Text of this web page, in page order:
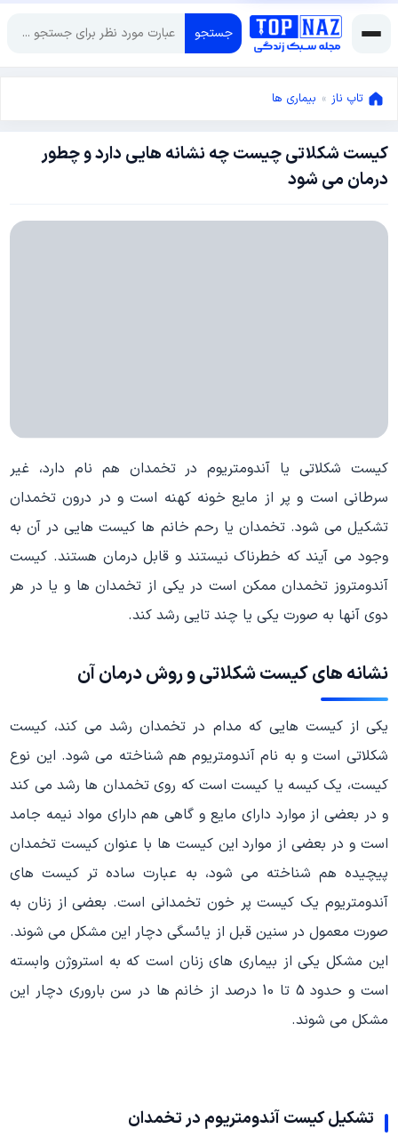
جستجو
تاپ ناز » بیماری ها
کیست شکلاتی چیست چه نشانه هایی دارد و چطور
درمان می شود
اکتبر
کیست شکلاتی یا آندومتریوم در تخمدان هم نام دارد، غیر
سرطانی است و پر از مایع خونه کهنه است و در درون تخمدان
تشکیل می شود. تخمدان یا رحم خانم ها کیست هایی در آن به
وجود می آیند که خطرناک نیستند و قابل درمان هستند. کیست
آندومتروز تخمدان ممکن است در یکی از تخمدان ها و یا در هر
دوی آنها به صورت یکی یا چند تایی رشد کند.
نشانه های کیست شکلاتی و روش درمان آن
یکی از کیست هایی که مدام در تخمدان رشد می کند، کیست
شکلاتی است و به نام آندومتریوم هم شناخته می شود. این نوع
کیست، یک کیسه یا کیست است که روی تخمدان ها رشد می کند
و در بعضی از موارد دارای مایع و گاهی هم دارای مواد نیمه جامد
است و در بعضی از موارد این کیست ها با عنوان کیست تخمدان
پیچیده هم شناخته می شود، به عبارت ساده تر کیست های
آندومتریوم یک کیست پر خون تخمدانی است. بعضی از زنان به
صورت معمول در سنین قبل از یائسگی دچار این مشکل می شوند.
این مشکل یکی از بیماری های زنان است که به استروژن وابسته
است و حدود 5 تا 10 درصد از خانم ها در سن باروری دچار این
مشکل می شوند.
تشکیل کیست آندومتریوم در تخمدان